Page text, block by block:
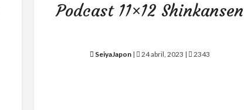
Podcast 11×12 Shinkansen
SeiyaJapon| 24 abril, 2023 | 2343